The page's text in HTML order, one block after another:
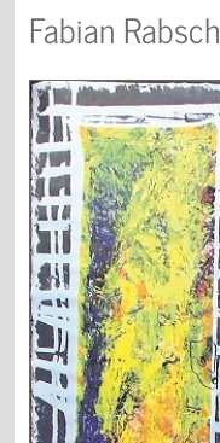
Fabian Rabsch